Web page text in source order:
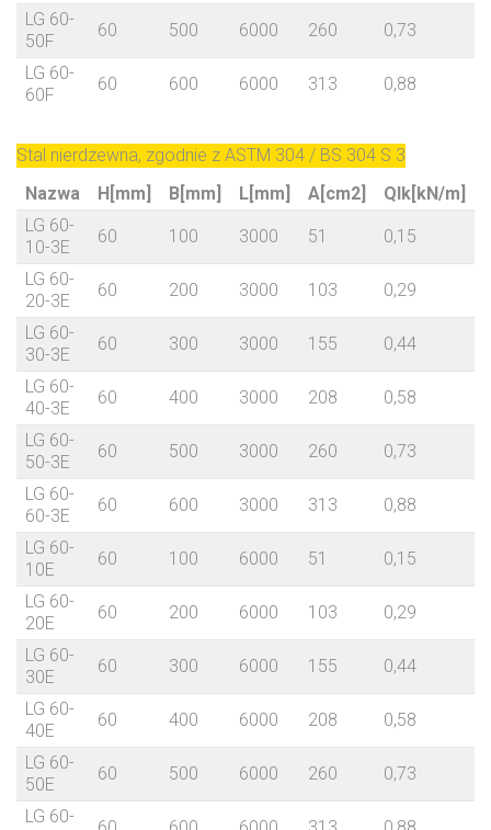
LG 60-
50F
60 500 6000 260 0,73
LG 60-
60F
60 600 6000 313 0,88
Stal nierdzewna, zgodnie z ASTM 304 / BS 304 S 3
Nazwa
H[mm] B[mm] L[mm] A[cm2] Qlk[kN/m]
LG 60-
10-3E
60 100 3000 51 0,15
LG 60-
20-3E
60 200 3000 103 0,29
LG 60-
30-3E
60 300 3000 155 0,44
LG 60-
40-3E
60 400 3000 208 0,58
LG 60-
50-3E
60 500 3000 260 0,73
LG 60-
60-3E
60 600 3000 313 0,88
LG 60-
10E
60 100 6000 51 0,15
LG 60-
20E
60 200 6000 103 0,29
LG 60-
30E
60 300 6000 155 0,44
LG 60-
40E
60 400 6000 208 0,58
LG 60-
50E
60 500 6000 260 0,73
LG 60-